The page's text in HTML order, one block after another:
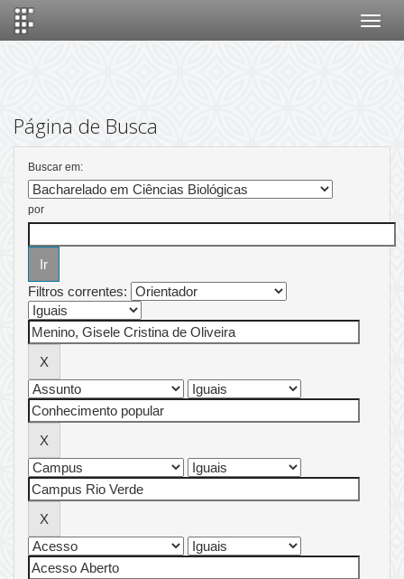
Página de Busca
Buscar em:
por
Filtros correntes: